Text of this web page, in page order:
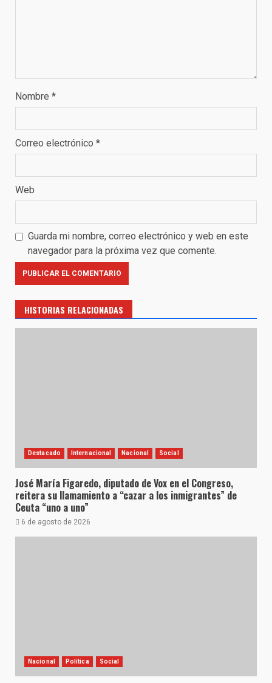
Nombre *
Correo electrónico *
Web
Guarda mi nombre, correo electrónico y web en este
navegador para la próxima vez que comente.
HISTORIAS RELACIONADAS
Destacado Internacional Nacional Social
José María Figaredo, diputado de Vox en el Congreso,
reitera su llamamiento a “cazar a los inmigrantes” de
Ceuta “uno a uno”
6 de agosto de 2026
Nacional Política Social